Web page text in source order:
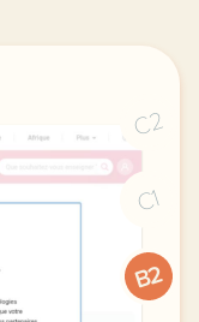
C2
C1
B2